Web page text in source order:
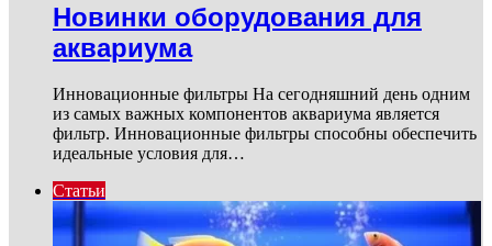
Новинки оборудования для
аквариума
Инновационные фильтры На сегодняшний день одним
из самых важных компонентов аквариума является
фильтр. Инновационные фильтры способны обеспечить
идеальные условия для…
Статьи